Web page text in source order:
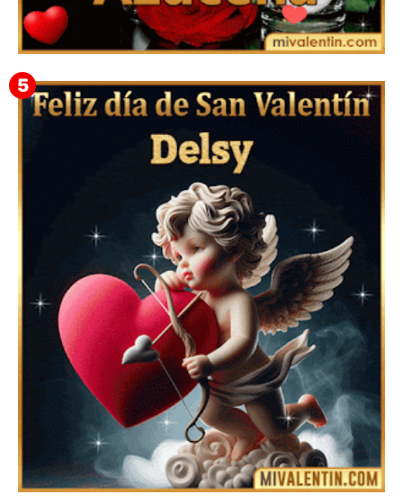
Feliz San Valentín Azucena